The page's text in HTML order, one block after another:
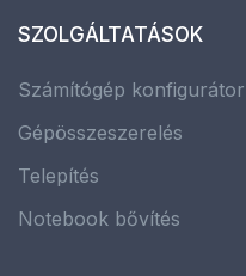
SZOLGÁLTATÁSOK
Számítógép konfigurátor
Gépösszeszerelés
Telepítés
Notebook bővítés